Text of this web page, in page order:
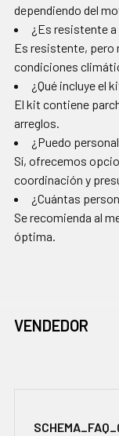
dependiendo del
¿Es resistente
Es resistente, pero
condiciones
¿Qué incluye el
El kit contiene
arreglos.
¿Puedo
Sí, ofrecemos
coordinación y
¿Cuántas
Se recomienda al
óptima.
VENDEDOR